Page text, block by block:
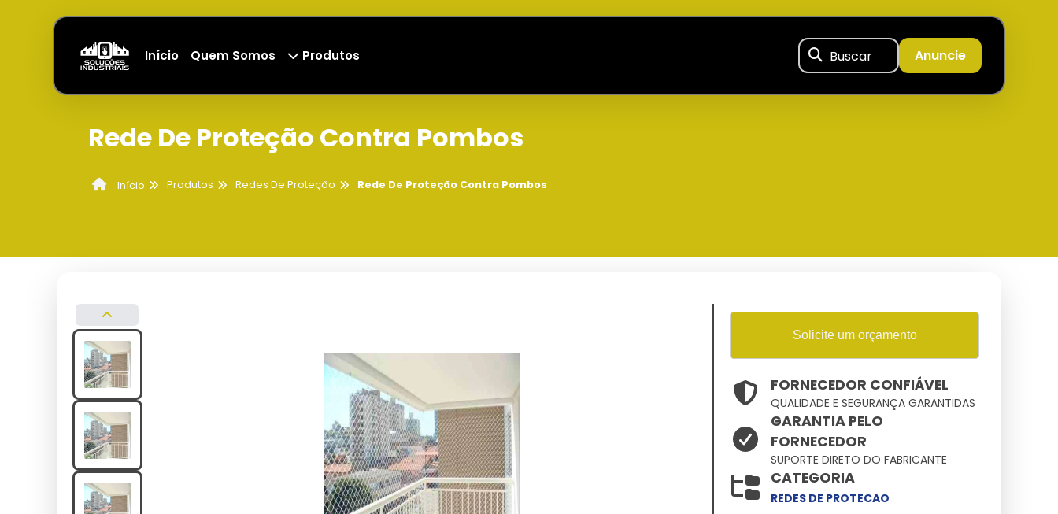
Início Quem Somos Produtos Buscar Anuncie
Rede De Proteção Contra Pombos
Início Produtos Redes De Proteção Rede De Proteção Contra Pombos
Solicite um orçamento
FORNECEDOR CONFIÁVEL
QUALIDADE E SEGURANÇA GARANTIDAS
GARANTIA PELO
FORNECEDOR
SUPORTE DIRETO DO FABRICANTE
CATEGORIA
REDES DE PROTECAO